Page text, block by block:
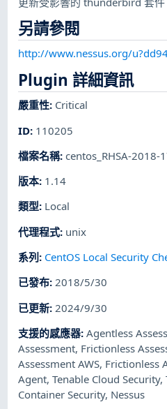
另請參閱
http://www.nessus.org/
Plugin 詳細資訊
嚴重性: Critical
ID: 110205
檔案名稱:centos_RHSA-2018-
版本: 1.14
類型: Local
代理程式: unix
系列 : CentOS Local Security
已發布:2018/5/30
已更新: 2024/9/30
支援的感應器:Agentless
Assessment, Frictionless
Assessment AWS, Frictionless
Agent,Tenable Cloud Security,
Container Security, Nessus